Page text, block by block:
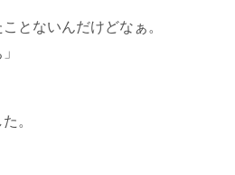
とないんだけどなぁ。
。